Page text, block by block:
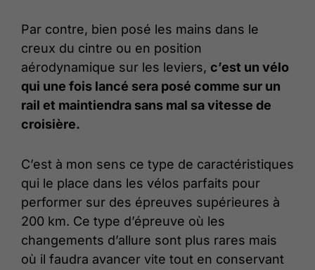
Par contre, bien posé les mains dans le
creux du cintre ou en position
aérodynamique sur les leviers, c’est un vélo
qui une fois lancé sera posé comme sur un
rail et maintiendra sans mal sa vitesse de
croisière.
C’est à mon sens ce type de caractéristiques
qui le place dans les vélos parfaits pour
performer sur des épreuves supérieures à
200 km. Ce type d’épreuve où les
changements d’allure sont plus rares mais
où il faudra avancer vite tout en conservant